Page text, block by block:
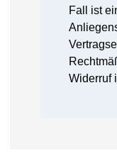
Fall ist
Widerruf